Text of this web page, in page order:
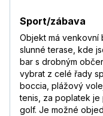
Sport/zábava
Objekt má venkovní
slunné terase, kde
bar s drobným
vybrat z celé řady
boccia, plážový
tenis, za poplatek
golf. Je možné